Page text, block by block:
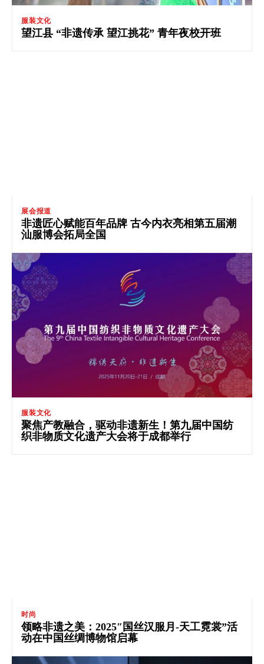
服装文化
望江县 “非遗传承 望江挑花” 青年夜校开班
展会报道
非遗匠心赋能百年品牌 古今内衣亮相第五届潮
汕服博会拓局全国
服装文化
聚焦产教融合，驱动非遗新生！第九届中国纺
织非物质文化遗产大会将于成都举行
时尚
领略非遗之美：2025″国丝汉服月-天工霓裳”活
动在中国丝绸博物馆启幕